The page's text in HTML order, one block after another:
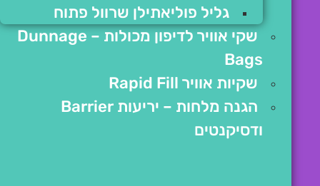
גליל פוליאתילן שרוול פתוח
שקי אוויר לדיפון מכולות – Dunnage
Bags
שקיות אוויר Rapid Fill
הגנה מלחות – יריעות Barrier
ודסיקנטים